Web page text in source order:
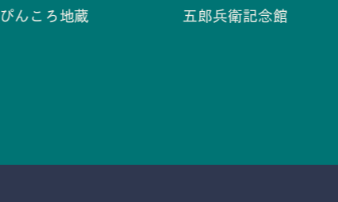
ぴんころ地蔵 五郎兵衛記念館